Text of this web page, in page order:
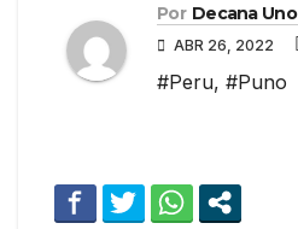
Por Decana Uno
ABR 26, 2022
#Peru, #Puno